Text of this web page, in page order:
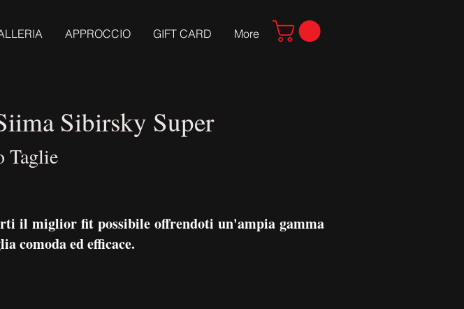
APPROCCIO GIFT CARD More
Sibirsky Super
Taglie
il miglior fit possibile offrendoti un'ampia gamma
comoda ed efficace.